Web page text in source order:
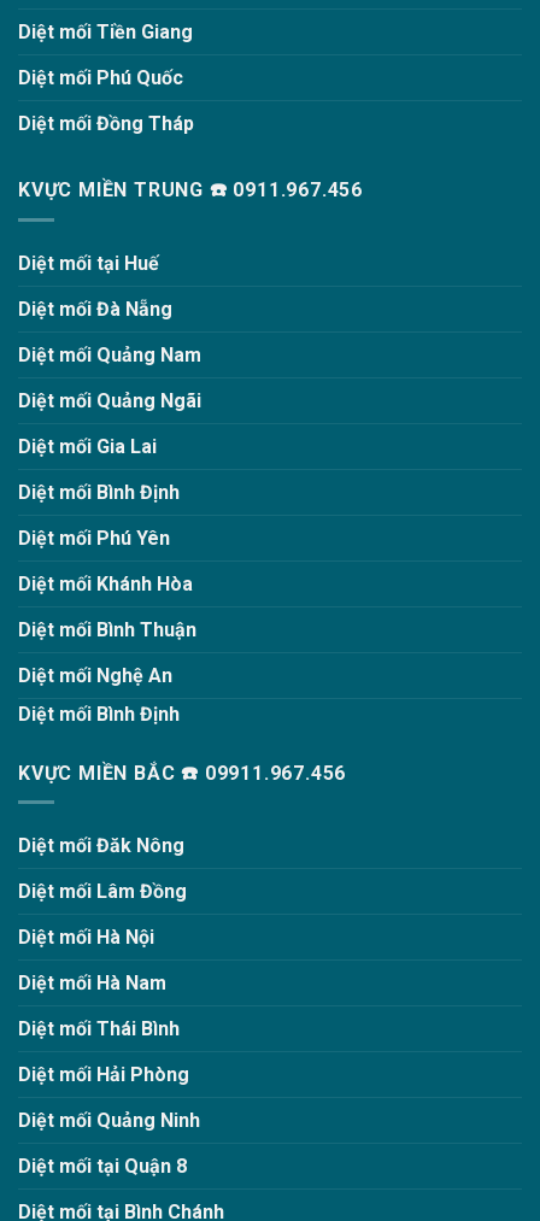
Diệt mối Tiền Giang
Diệt mối Phú Quốc
Diệt mối Đồng Tháp
KVỰC MIỀN TRUNG ☎️ 0911.967.456
Diệt mối tại Huế
Diệt mối Đà Nẵng
Diệt mối Quảng Nam
Diệt mối Quảng Ngãi
Diệt mối Gia Lai
Diệt mối Bình Định
Diệt mối Phú Yên
Diệt mối Khánh Hòa
Diệt mối Bình Thuận
Diệt mối Nghệ An
Diệt mối Bình Định
KVỰC MIỀN BẮC ☎️ 09911.967.456
Diệt mối Đăk Nông
Diệt mối Lâm Đồng
Diệt mối Hà Nội
Diệt mối Hà Nam
Diệt mối Thái Bình
Diệt mối Hải Phòng
Diệt mối Quảng Ninh
Diệt mối tại Quận 8
Diệt mối tại Bình Chánh